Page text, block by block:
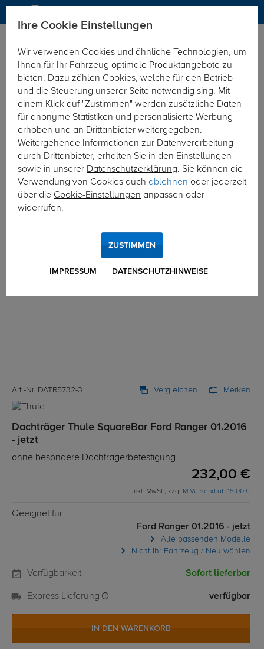
Hier geht's zur Fahrzeugübersicht: Ford Ranger
Art.-Nr. DATR5732-3 Vergleichen Merken
Dachträger Thule SquareBar Ford Ranger 01.2016
- jetzt
ohne besondere Dachträgerbefestigung
232,00 €
inkl. MwSt., zzgl.M Versand ab 15,00 €
Geeignet für
Ford Ranger 01.2016 - jetzt
Alle passenden Modelle
Nicht Ihr Fahrzeug / Neu wählen
Verfügbarkeit Sofort lieferbar
Express Lieferung verfügbar
IN DEN WARENKORB
Ihre Cookie Einstellungen
Wir verwenden Cookies und ähnliche Technologien, um
Ihnen für Ihr Fahrzeug optimale Produktangebote zu
bieten. Dazu zählen Cookies, welche für den Betrieb
und die Steuerung unserer Seite notwendig sing. Mit
einem Klick auf "Zustimmen" werden zusätzliche Daten
für anonyme Statistiken und personalisierte Werbung
erhoben und an Drittanbieter weitergegeben.
Weitergehende Informationen zur Datenverarbeitung
durch Drittanbieter, erhalten Sie in den Einstellungen
sowie in unserer Datenschutzerklärung. Sie können die
Verwendung von Cookies auch ablehnen oder jederzeit
über die Cookie-Einstellungen anpassen oder
widerrufen.
IMPRESSUM DATENSCHUTZHINWEISE
ZUSTIMMEN